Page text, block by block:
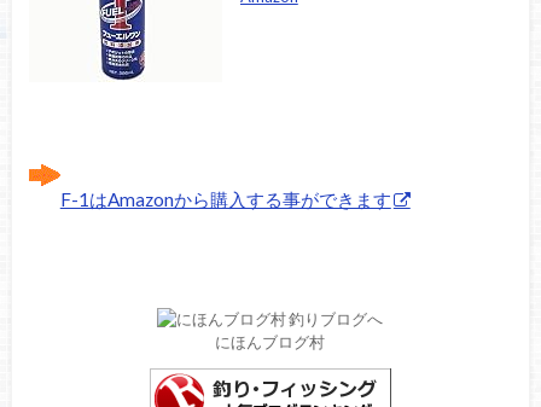
F-1はAmazonから購入する事ができます
にほんブログ村